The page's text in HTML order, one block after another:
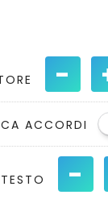
-
ACCORDI
-